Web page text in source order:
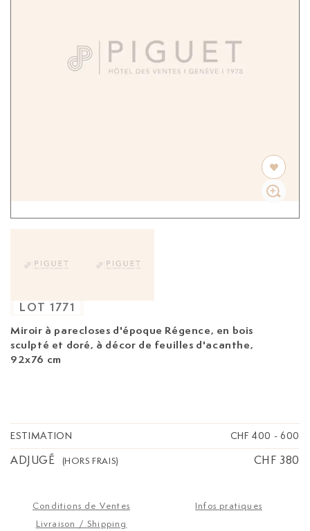
Miroir à parecloses d'époque Régence,
sculpté et doré, à décor de feuilles d'acanthe,
92x76 cm
LOT 1771
ESTIMATION CHF 400 - 600
ADJUGÉ (HORS FRAIS) CHF 380
Conditions de Ventes
Infos pratiques
Livraison / Shipping